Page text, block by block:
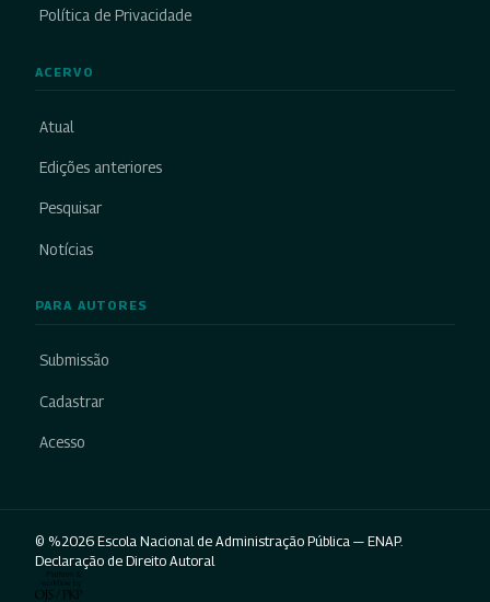
Política de Privacidade
ACERVO
Atual
Edições anteriores
Pesquisar
Notícias
PARA AUTORES
Submissão
Cadastrar
Acesso
© %2026 Escola Nacional de Administração Pública — ENAP.
Declaração de Direito Autoral